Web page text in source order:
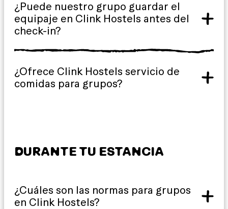
¿Puede nuestro grupo guardar el
equipaje en Clink Hostels antes del
check-in?
¿Ofrece Clink Hostels servicio de
comidas para grupos?
DURANTE TU ESTANCIA
¿Cuáles son las normas para grupos
en Clink Hostels?